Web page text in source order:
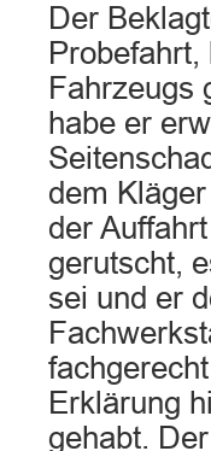
Der
Fahrzeugs
habe er
dem
der
gerutscht,
sei und er
Erklärung
gehabt.